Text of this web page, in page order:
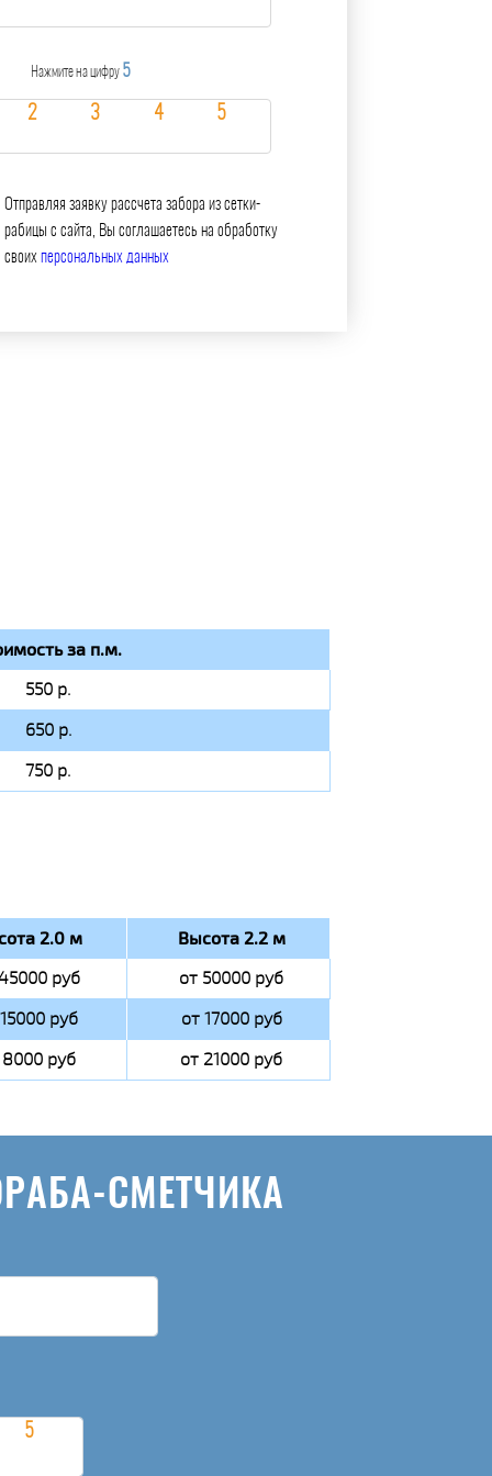
Нажмите на цифру 5
Отправляя заявку рассчета забора из сетки-
рабицы с сайта, Вы соглашаетесь на обработку
своих персональных данных
за п.м.
550 р.
650 р.
750 р.
2.0 м Высота 2.2 м
руб
от 50000 руб
руб
от 17000 руб
руб
от 21000 руб
СМЕТЧИКА